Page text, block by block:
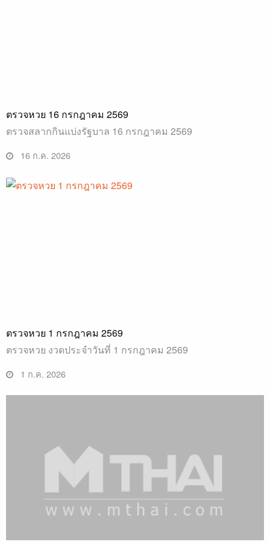
ตรวจหวย 16 กรกฎาคม 2569
ตรวจสลากกินแบ่งรัฐบาล 16 กรกฎาคม 2569
16 ก.ค. 2026
ตรวจหวย 1 กรกฎาคม 2569
ตรวจหวย งวดประจำวันที่ 1 กรกฎาคม 2569
1 ก.ค. 2026